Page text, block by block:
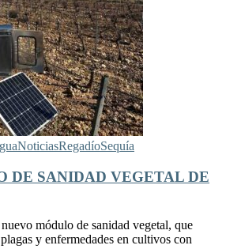
NoticiasRegadíoSequía
DE SANIDAD VEGETAL DE
módulo de sanidad vegetal, que
y enfermedades en cultivos con